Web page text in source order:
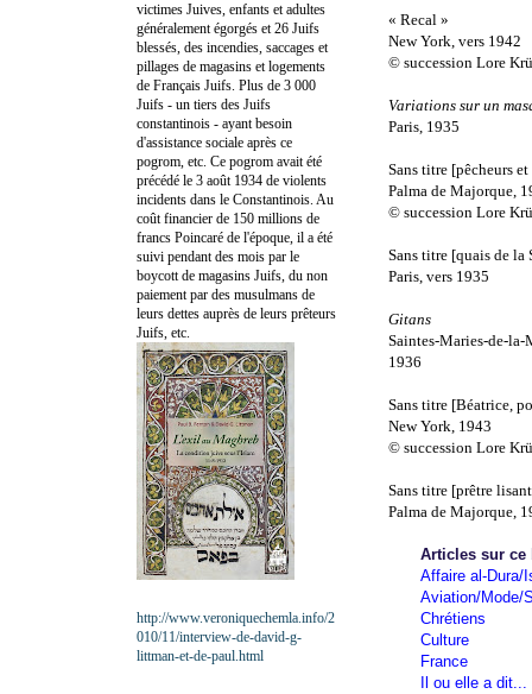
« Recal »
New York, vers 1942
© succession Lore
Variations sur un
Paris, 1935
Sans titre [pêcheurs
Palma de Majorque,
© succession Lore
Sans titre [quais de la
Paris, vers 1935
Gitans
Saintes-Maries-de-la-
1936
Sans titre [Béatrice,
New York, 1943
© succession Lore
Sans titre [prêtre
Palma de Majorque,
Articles sur ce
Affaire al-Dura/
Aviation/Mode/
Chrétiens
Culture
France
Il ou elle a dit...
victimes Juives, enfants et adultes
généralement égorgés et 26 Juifs
blessés, des incendies, saccages et
pillages de magasins et logements
de Français Juifs. Plus de 3 000
Juifs - un tiers des Juifs
constantinois - ayant besoin
d'assistance sociale après ce
pogrom, etc. Ce pogrom avait été
précédé le 3 août 1934 de violents
incidents dans le Constantinois. Au
coût financier de 150 millions de
francs Poincaré de l'époque, il a été
suivi pendant des mois par le
boycott de magasins Juifs, du non
paiement par des musulmans de
leurs dettes auprès de leurs prêteurs
Juifs, etc.
http://www.veroniquechemla.info/2
010/11/interview-de-david-g-
littman-et-de-paul.html